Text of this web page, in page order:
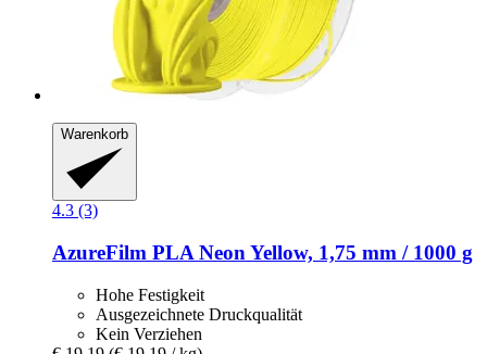
Warenkorb
4.3 (3)
AzureFilm PLA Neon Yellow, 1,75 mm / 1000 g
Hohe Festigkeit
Ausgezeichnete Druckqualität
Kein Verziehen